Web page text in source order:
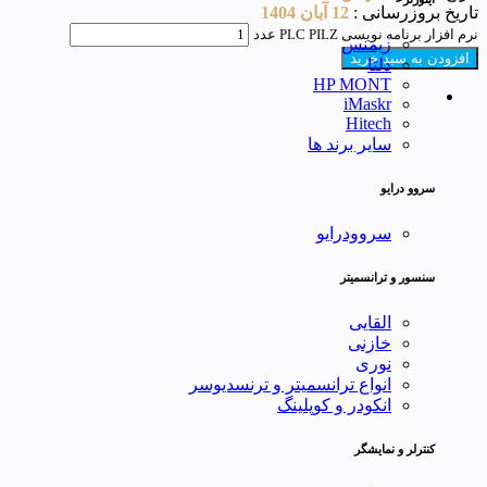
زیمنس
دلتا
HP MONT
iMaskr
Hitech
سایر برند ها
سروو درایو
سروودرایو
سنسور و ترانسمیتر
القایی
خازنی
نوری
انواع ترانسمیتر و ترنسدیوسر
انکودر و کوپلینگ
کنترلر و نمایشگر
تاریخ بروزرسانی : 12 آبان 1404
نرم افزار برنامه نویسی PLC PILZ عدد
افزودن به سبد خرید